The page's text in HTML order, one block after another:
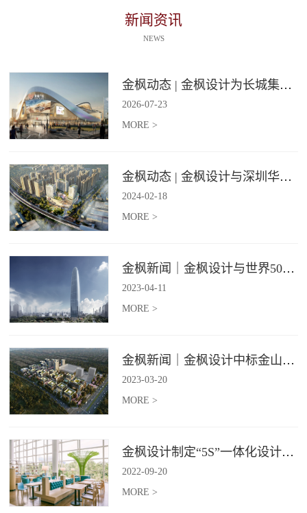
新闻资讯
NEWS
金枫动态 | 金枫设计为长城集团爱情广场打造汽车文化主题美食食集
2026-07-23
MORE >
金枫动态 | 金枫设计与深圳华强集团携手打造华强商业旗舰项目——宝安华强广场美食街区
2024-02-18
MORE >
金枫新闻｜金枫设计与世界500强—索迪斯集团合作，携手打造广州星河湾中心美食广场
2023-04-11
MORE >
金枫新闻｜金枫设计中标金山集团餐饮楼设计项目，打造科学与艺术相结合的就餐空间
2023-03-20
MORE >
金枫设计制定“5S”一体化设计标准，让商业全案设计导入团餐空间规划
2022-09-20
MORE >